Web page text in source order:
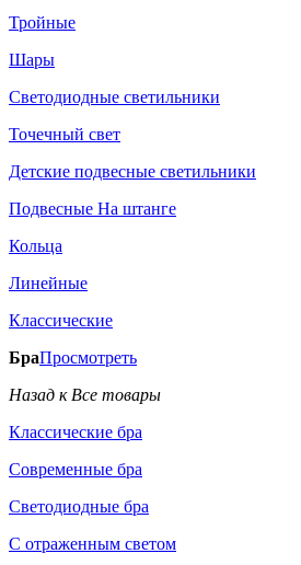
Тройные
Шары
Светодиодные светильники
Точечный свет
Детские подвесные светильники
Подвесные На штанге
Кольца
Линейные
Классические
БраПросмотреть
Назад к Все товары
Классические бра
Современные бра
Светодиодные бра
С отраженным светом